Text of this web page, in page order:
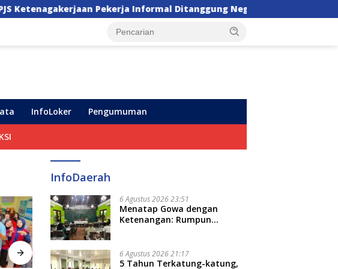
Pekerja Informal Ditanggung Negara Unhas Bagikan 6.970
InfoLoker Pengumuman
InfoDaerah
6 Agustus 2026 23:51
Menatap Gowa dengan
Ketenangan: Rumpun
Sepihak, Tekankan Jalur
Musyawarah, Ingatkan Soal
6 Agustus 2026 21:17
5 Tahun Terkatung-katung,